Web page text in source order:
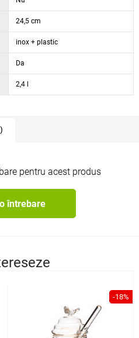
24,5 cm
inox + plastic
Da
2,4 l
pentru acest produs
întrebare
-18%